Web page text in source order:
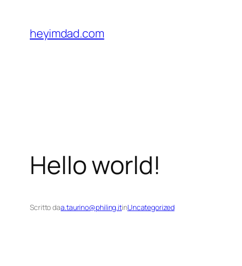
contenuto
heyimdad.com
Hello world!
Scritto daa.taurino@philing.itinUncategorized